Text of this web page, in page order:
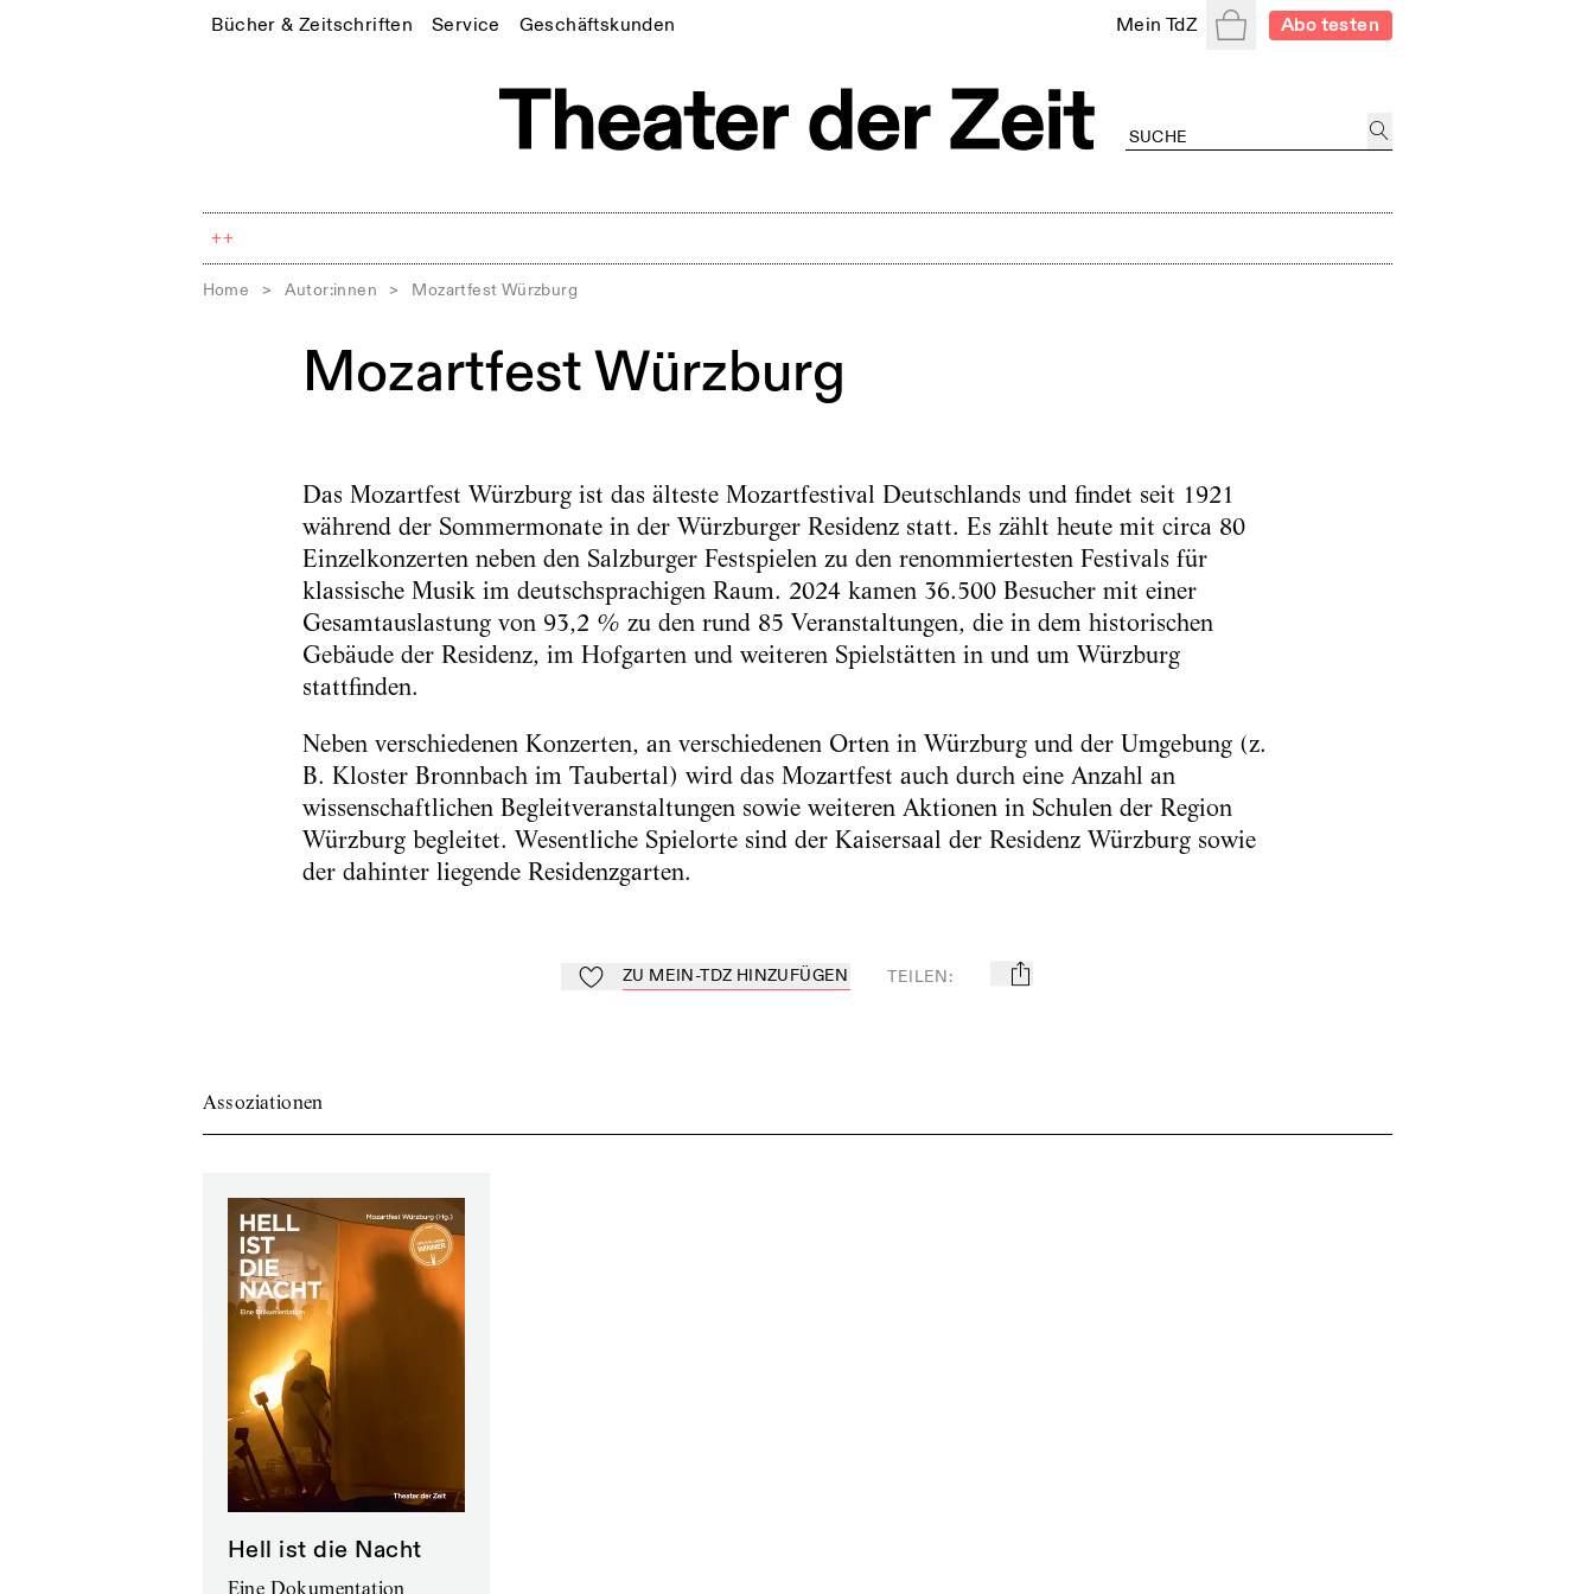
Bücher & Zeitschriften Service Geschäftskunden Mein TdZ WarenkorbAbo testen
++
Home > Autor:innen > Mozartfest Würzburg
Mozartfest Würzburg
Das Mozartfest Würzburg ist das älteste Mozartfestival Deutschlands und findet seit 1921
während der Sommermonate in der Würzburger Residenz statt. Es zählt heute mit circa 80
Einzelkonzerten neben den Salzburger Festspielen zu den renommiertesten Festivals für
klassische Musik im deutschsprachigen Raum. 2024 kamen 36.500 Besucher mit einer
Gesamtauslastung von 93,2 % zu den rund 85 Veranstaltungen, die in dem historischen
Gebäude der Residenz, im Hofgarten und weiteren Spielstätten in und um Würzburg
stattfinden.
Neben verschiedenen Konzerten, an verschiedenen Orten in Würzburg und der Umgebung (z.
B. Kloster Bronnbach im Taubertal) wird das Mozartfest auch durch eine Anzahl an
wissenschaftlichen Begleitveranstaltungen sowie weiteren Aktionen in Schulen der Region
Würzburg begleitet. Wesentliche Spielorte sind der Kaisersaal der Residenz Würzburg sowie
der dahinter liegende Residenzgarten.
Zu Mein-TdZ hinzufügen
ZU MEIN-TDZ HINZUFÜGEN TEILEN: mail
Assoziationen
Hell ist die Nacht
Eine Dokumentation